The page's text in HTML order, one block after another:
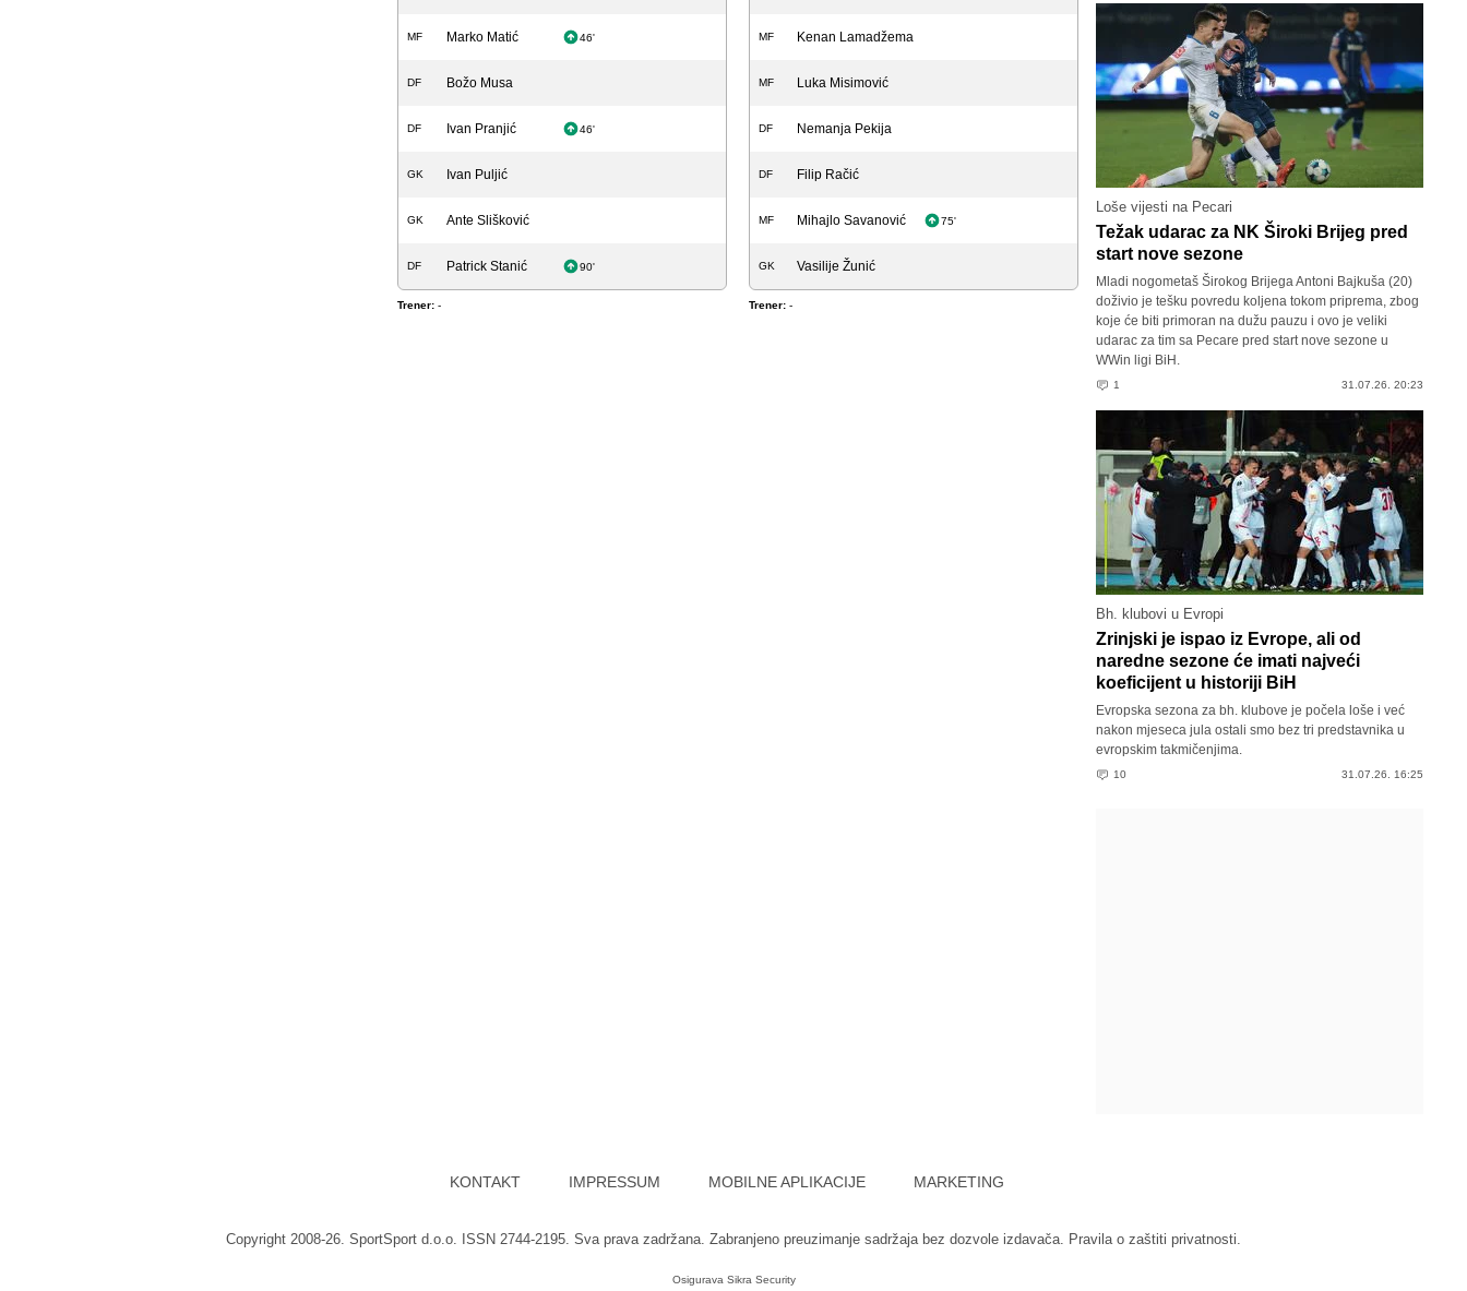
MF Marko Matić 46'
DF Božo Musa
DF Ivan Pranjić 46'
GK Ivan Puljić
GK Ante Slišković
DF Patrick Stanić 90'
Trener: -
MF Kenan Lamadžema
MF Luka Misimović
DF Nemanja Pekija
DF Filip Račić
MF Mihajlo Savanović 75'
GK Vasilije Žunić
Trener: -
Loše vijesti na Pecari
Težak udarac za NK Široki Brijeg pred
start nove sezone
Mladi nogometaš Širokog Brijega Antoni Bajkuša (20)
doživio je tešku povredu koljena tokom priprema, zbog
koje će biti primoran na dužu pauzu i ovo je veliki
udarac za tim sa Pecare pred start nove sezone u
WWin ligi BiH.
1 31.07.26. 20:23
Bh. klubovi u Evropi
Zrinjski je ispao iz Evrope, ali od
naredne sezone će imati najveći
koeficijent u historiji BiH
Evropska sezona za bh. klubove je počela loše i već
nakon mjeseca jula ostali smo bez tri predstavnika u
evropskim takmičenjima.
10 31.07.26. 16:25
KONTAKT IMPRESSUM MOBILNE APLIKACIJE MARKETING
Copyright 2008-26. SportSport d.o.o. ISSN 2744-2195. Sva prava zadržana. Zabranjeno preuzimanje sadržaja bez dozvole izdavača. Pravila o zaštiti privatnosti.
Osigurava Sikra Security